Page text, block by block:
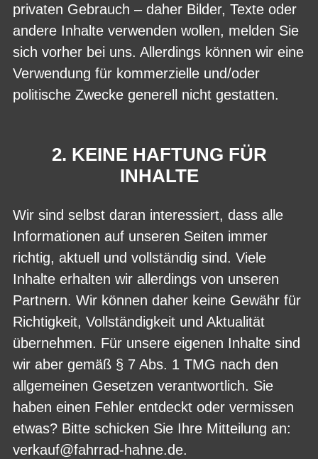
privaten Gebrauch – daher Bilder, Texte oder
andere Inhalte verwenden wollen, melden Sie
sich vorher bei uns. Allerdings können wir eine
Verwendung für kommerzielle und/oder
politische Zwecke generell nicht gestatten.
2. KEINE HAFTUNG FÜR
INHALTE
Wir sind selbst daran interessiert, dass alle
Informationen auf unseren Seiten immer
richtig, aktuell und vollständig sind. Viele
Inhalte erhalten wir allerdings von unseren
Partnern. Wir können daher keine Gewähr für
Richtigkeit, Vollständigkeit und Aktualität
übernehmen. Für unsere eigenen Inhalte sind
wir aber gemäß § 7 Abs. 1 TMG nach den
allgemeinen Gesetzen verantwortlich. Sie
haben einen Fehler entdeckt oder vermissen
etwas? Bitte schicken Sie Ihre Mitteilung an:
verkauf@fahrrad-hahne.de.